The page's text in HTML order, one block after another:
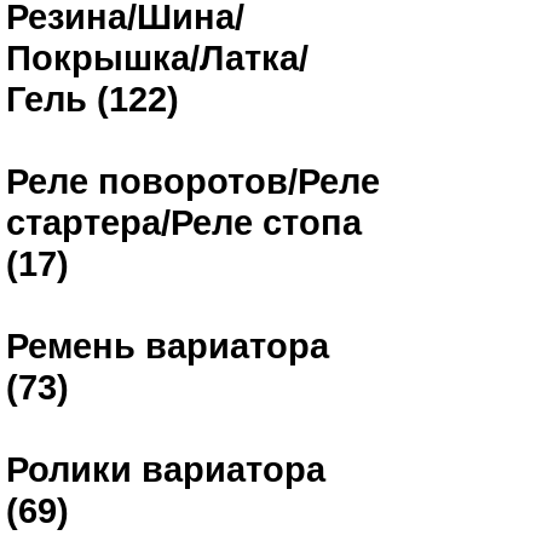
Резина/Шина/
Покрышка/Латка/
Гель (122)
Реле поворотов/Реле
стартера/Реле стопа
(17)
Ремень вариатора
(73)
Ролики вариатора
(69)